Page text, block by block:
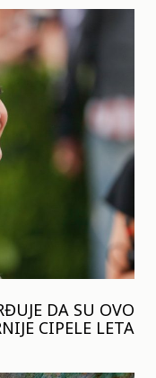
DA SU OVO
CIPELE LETA